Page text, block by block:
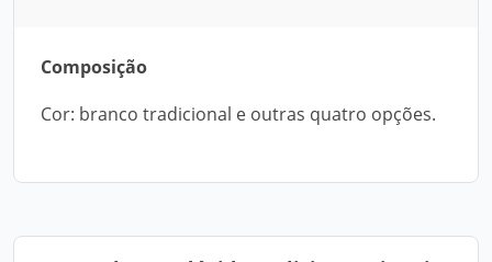
Composição
Cor: branco tradicional e outras quatro opções.